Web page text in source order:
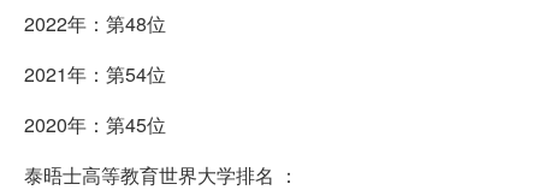
2022年：第48位
2021年：第54位
2020年：第45位
泰晤士高等教育世界大学排名 ：